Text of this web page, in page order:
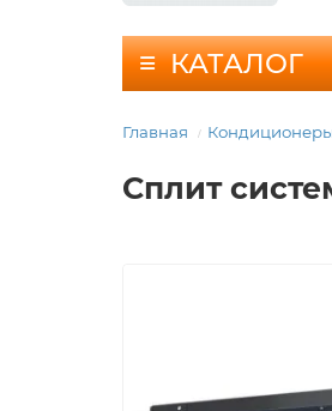
КАТАЛОГ
Главная Кондиционеры
Сплит